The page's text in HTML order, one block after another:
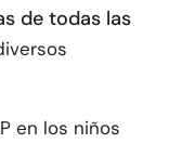
de todas las
en los niños